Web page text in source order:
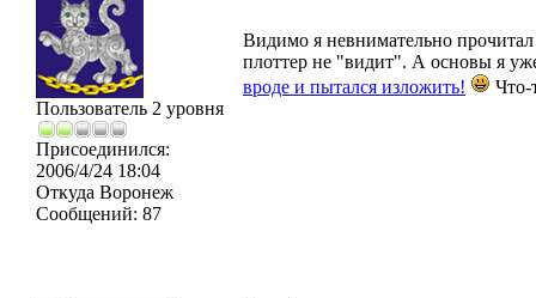
Пользователь 2 уровня
Присоединился:
2006/4/24 18:04
Откуда Воронеж
Сообщений: 87
Видимо я невнимательно
плоттер не "видит". А основы я
вроде и пытался изложить!
Что-